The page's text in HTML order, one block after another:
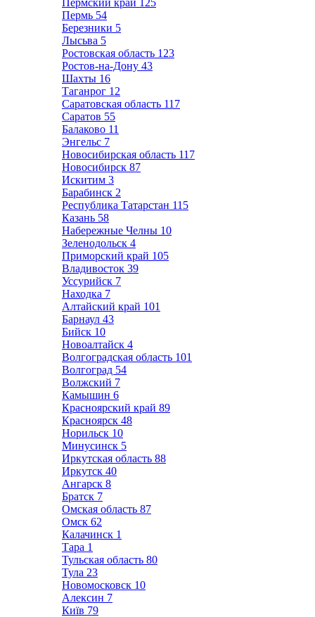
Пермский край 125
Пермь 54
Березники 5
Лысьва 5
Ростовская область 123
Ростов-на-Дону 43
Шахты 16
Таганрог 12
Саратовская область 117
Саратов 55
Балаково 11
Энгельс 7
Новосибирская область 117
Новосибирск 87
Искитим 3
Барабинск 2
Республика Татарстан 115
Казань 58
Набережные Челны 10
Зеленодольск 4
Приморский край 105
Владивосток 39
Уссурийск 7
Находка 7
Алтайский край 101
Барнаул 43
Бийск 10
Новоалтайск 4
Волгоградская область 101
Волгоград 54
Волжский 7
Камышин 6
Красноярский край 89
Красноярск 48
Норильск 10
Минусинск 5
Иркутская область 88
Иркутск 40
Ангарск 8
Братск 7
Омская область 87
Омск 62
Калачинск 1
Тара 1
Тульская область 80
Тула 23
Новомосковск 10
Алексин 7
Київ 79